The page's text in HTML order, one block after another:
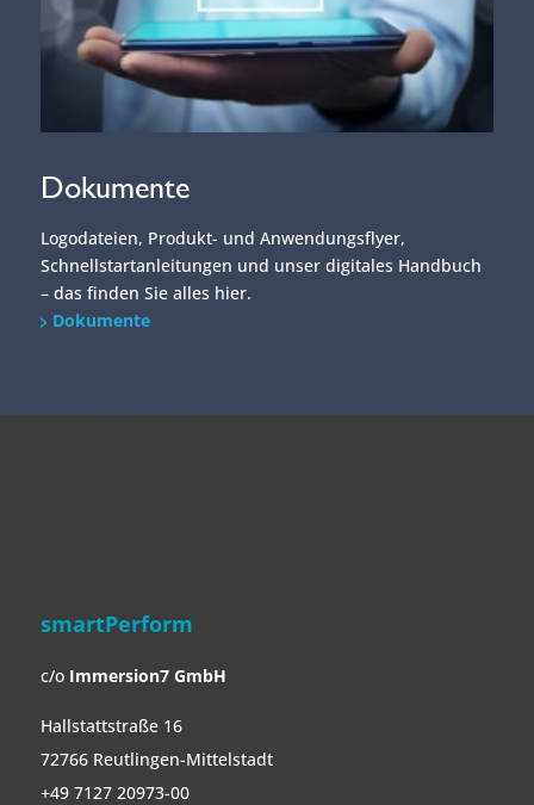
Dokumente
Logodateien, Produkt- und Anwendungsflyer,
Schnellstartanleitungen und unser digitales Handbuch
– das finden Sie alles hier.
Dokumente
smartPerform
c/o Immersion7 GmbH
Hallstattstraße 16
72766 Reutlingen-Mittelstadt
+49 7127 20973-00